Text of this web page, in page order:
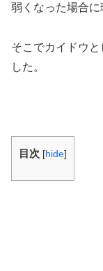
弱くなった場合に
そこでカイドウ
した。
目次 [hide]